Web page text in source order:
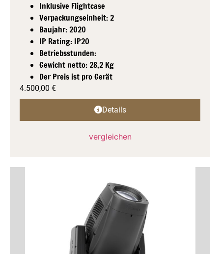
Inklusive Flightcase
Verpackungseinheit: 2
Baujahr: 2020
IP Rating: IP20
Betriebsstunden:
Gewicht netto: 28,2 Kg
Der Preis ist pro Gerät
4.500,00 €
Details
vergleichen